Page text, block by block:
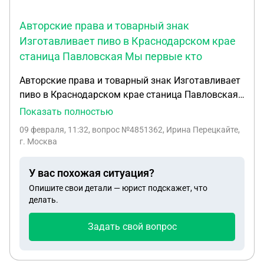
Авторские права и товарный знак
Изготавливает пиво в Краснодарском крае
станица Павловская Мы первые кто
Авторские права и товарный знак Изготавливает
пиво в Краснодарском крае станица Павловская
Мы первые кто начал варить пиво и назвал его
документы официал , хотели сделать знак , но
мы уже работали под названием «Павловское
премиум» у нас открывают пивзавод и они
выпускают продукцию и называют также
«Павловское премиум» это был 2024 год . Нашей
компанией принимается решение изменить
Показать полностью
09 февраля, 11:32, вопрос №4851362, Ирина Перецкайте,
г. Москва
У вас похожая ситуация?
Опишите свои детали — юрист подскажет, что
делать.
Задать свой вопрос